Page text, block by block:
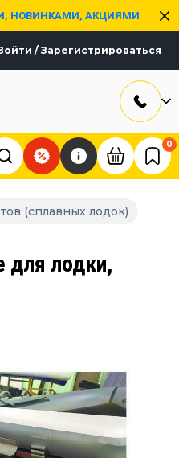
НОВИНКАМИ, АКЦИЯМИ
/ Зарегистрироваться
0
(сплавных лодок)
для лодки,